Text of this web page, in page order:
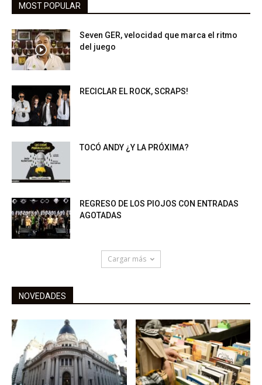
MOST POPULAR
Seven GER, velocidad que marca el ritmo
del juego
RECICLAR EL ROCK, SCRAPS!
TOCÓ ANDY ¿Y LA PRÓXIMA?
REGRESO DE LOS PIOJOS CON ENTRADAS
AGOTADAS
Cargar más
NOVEDADES